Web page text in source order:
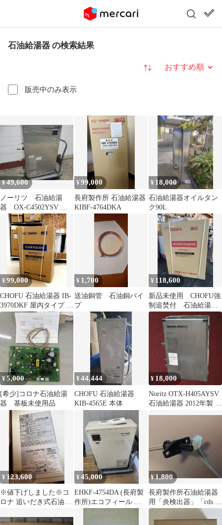
石油給湯器 の検索結果
販売中のみ表示
並び替え
¥49,600
ノーリツ 石油給湯
器 OX-C4502YSV 給
湯専用 2019年製 リ
モコン付
¥99,000
長府製作所 石油給湯器
KIBF-4764DKA
¥ 18,000
石油給湯器オイルタン
ク90L
¥99,000
CHOFU 石油給湯器 IB-
3970DKF 屋内タイプ 給
湯専用 水道直圧式
¥ 1,700
送油銅管 石油銅パイ
プ
¥ 118,600
新品未使用 CHOFU強
制追焚付 石油給湯器
KIB-3867F 長府製作所
¥5,000
[希少]コロナ石油給湯
器 基板未使用品
¥44,444
CHOFU 石油給湯器
KIB-4565E 本体
¥ 18,000
Noritz OTX-H405AYSV
石油給湯器 2012年製 通
¥ 123,600
※値下げしました※コ
ロナ 追いだき式石油給
(MW)
¥45,000
EHKF-4754DA (長府製
作所)エコフィール 石
¥1,800
長府製作所石油給湯器
用「炎検出器」「cds 」
「光電管」失火安全装
置旧型